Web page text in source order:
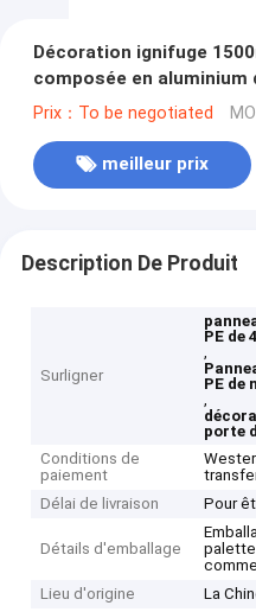
Décoration ignifuge
composée en aluminium
noyau de LDPE de 4mm
Prix：To be negotiated
meilleur prix
Description De Produit
Surligner
PE de
,
PE de
,
porte
Conditions de
paiement
Délai de livraison
Pour
Détails d'emballage
Lieu d'origine
La